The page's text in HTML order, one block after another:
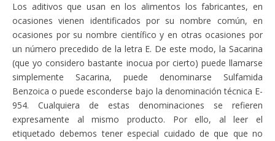
Los aditivos que usan en los alimentos los fabricantes, en
ocasiones vienen identificados por su nombre común, en
ocasiones por su nombre científico y en otras ocasiones por
un número precedido de la letra E. De este modo, la Sacarina
(que yo considero bastante inocua por cierto) puede llamarse
simplemente Sacarina, puede denominarse Sulfamida
Benzoica o puede esconderse bajo la denominación técnica E-
954. Cualquiera de estas denominaciones se refieren
expresamente al mismo producto. Por ello, al leer el
etiquetado debemos tener especial cuidado de que que no